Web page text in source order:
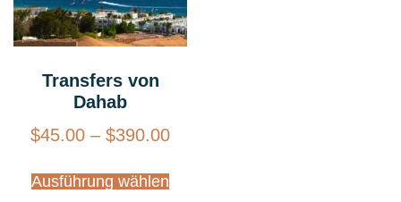
Transfers von
Dahab
$45.00 – $390.00
Ausführung wählen